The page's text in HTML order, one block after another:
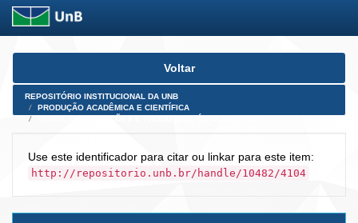
Skip
Voltar
REPOSITÓRIO INSTITUCIONAL DA UNB
PRODUÇÃO ACADÊMICA E CIENTÍFICA
Use este identificador para citar ou linkar para este item:
http://repositorio.unb.br/handle/10482/4104